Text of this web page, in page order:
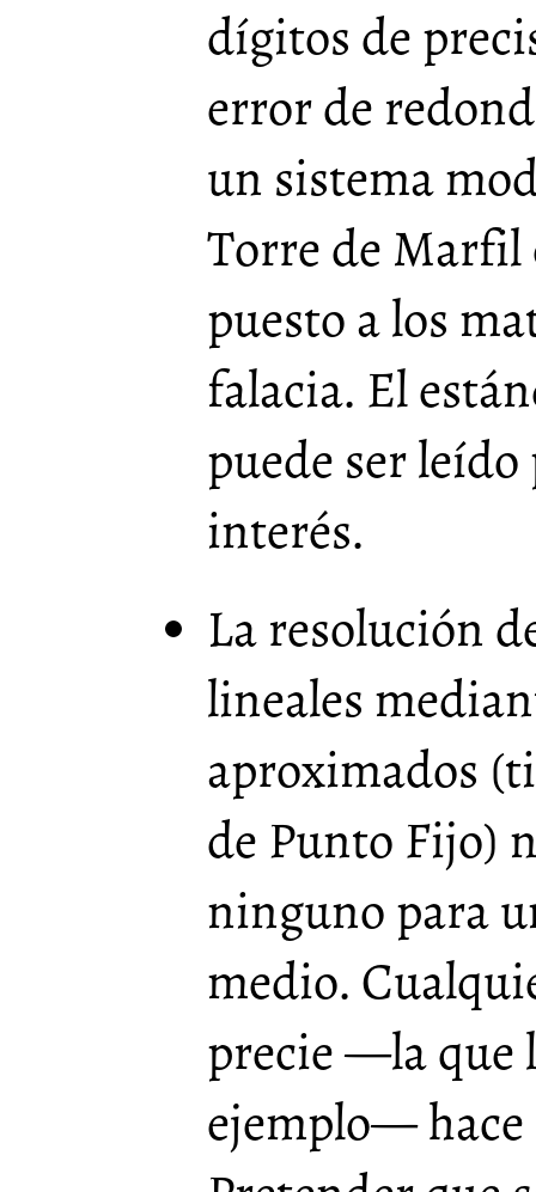
dígitos de
error de
un sistema
Torre de Marfil
puesto a los
falacia. El
puede ser
interés.
La resolución
lineales
aproximados
de Punto Fijo)
ninguno para
medio.
precie —la que
ejemplo— hace